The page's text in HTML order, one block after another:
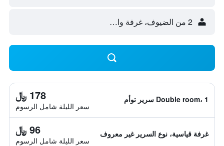
2 من الضيوف، غرفة واحدة
Double room، 1 سرير توأم 178 ﷼
سعر الليلة شامل الرسوم
غرفة قياسية، نوع السرير غير معروف 96 ﷼
سعر الليلة شامل الرسوم